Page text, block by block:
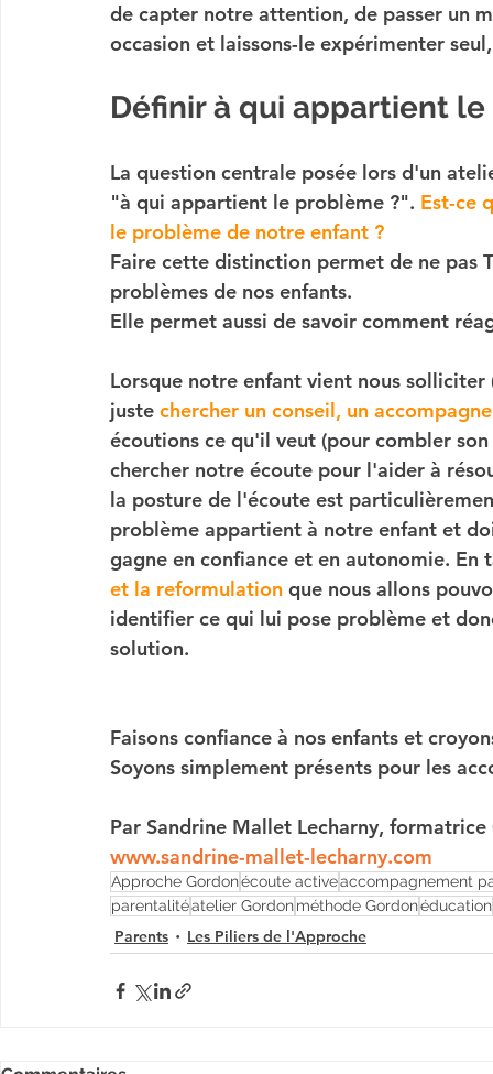
de capter notre attention, de passer un
occasion et laissons-le expérimenter
Définir à qui appartient
La question centrale posée lors d'un
"à qui appartient le problème ?". Est-ce
le problème de notre enfant ?
Faire cette distinction permet de ne pas
problèmes de nos enfants.
Elle permet aussi de savoir comment
Lorsque notre enfant vient nous
juste chercher un conseil, un
écoutions ce qu'il veut (pour combler
chercher notre écoute pour l'aider à
la posture de l'écoute est
problème appartient à notre enfant et
gagne en confiance et en autonomie.
et la reformulation que nous allons
identifier ce qui lui pose problème et
solution.
Faisons confiance à nos enfants et
Soyons simplement présents pour les
Par Sandrine Mallet Lecharny,
www.sandrine-mallet-lecharny.com
Approche Gordonécoute activeaccompagnement
parentalitéatelier Gordonméthode Gordonéducation
Parents Les Piliers de l'Approche